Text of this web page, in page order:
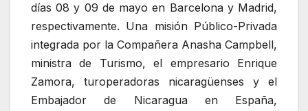
días 08 y 09 de mayo en Barcelona y Madrid,
respectivamente. Una misión Público-Privada
integrada por la Compañera Anasha Campbell,
ministra de Turismo, el empresario Enrique
Zamora, turoperadoras nicaragüenses y el
Embajador de Nicaragua en España,